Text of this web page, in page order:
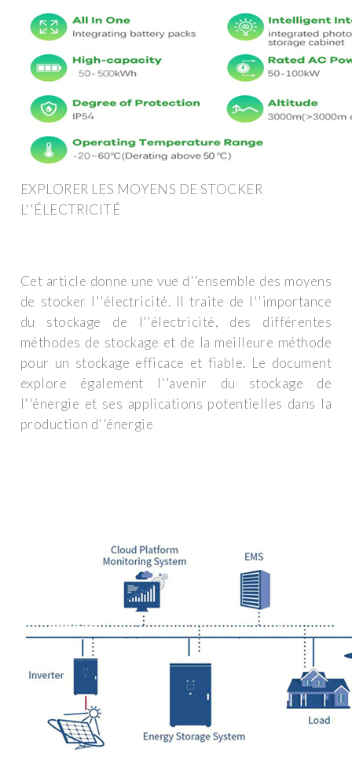
EXPLORER LES MOYENS DE STOCKER
L''ÉLECTRICITÉ
Cet article donne une vue d''ensemble des moyens
de stocker l''électricité. Il traite de l''importance
du stockage de l''électricité, des différentes
méthodes de stockage et de la meilleure méthode
pour un stockage efficace et fiable. Le document
explore également l''avenir du stockage de
l''énergie et ses applications potentielles dans la
production d''énergie